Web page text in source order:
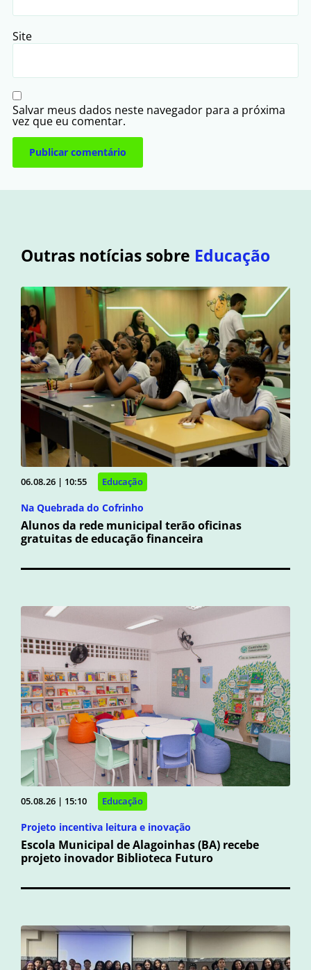
Site
Salvar meus dados neste navegador para a próxima
vez que eu comentar.
Outras notícias sobre Educação
06.08.26 | 10:55 Educação
Na Quebrada do Cofrinho
Alunos da rede municipal terão oficinas
gratuitas de educação financeira
05.08.26 | 15:10 Educação
Projeto incentiva leitura e inovação
Escola Municipal de Alagoinhas (BA) recebe
projeto inovador Biblioteca Futuro